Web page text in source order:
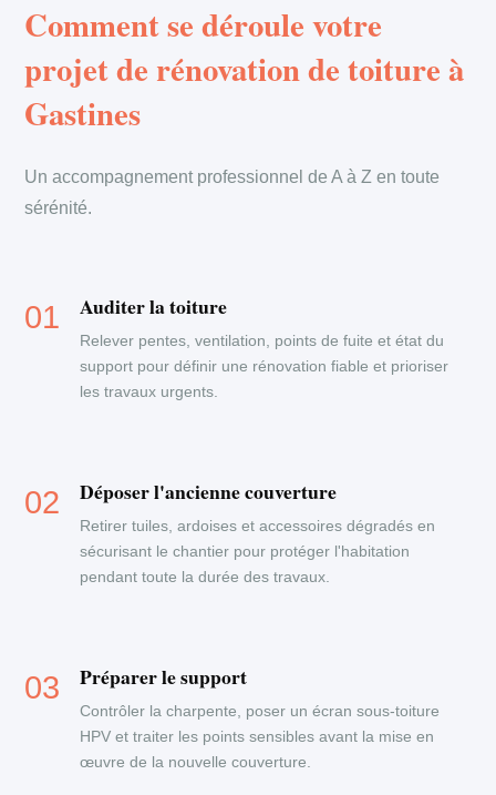
Comment se déroule votre
projet de rénovation de toiture à
Gastines
Un accompagnement professionnel de A à Z en toute
sérénité.
Auditer la toiture
Relever pentes, ventilation, points de fuite et état du
support pour définir une rénovation fiable et prioriser
les travaux urgents.
Déposer l'ancienne couverture
Retirer tuiles, ardoises et accessoires dégradés en
sécurisant le chantier pour protéger l'habitation
pendant toute la durée des travaux.
Préparer le support
Contrôler la charpente, poser un écran sous-toiture
HPV et traiter les points sensibles avant la mise en
œuvre de la nouvelle couverture.